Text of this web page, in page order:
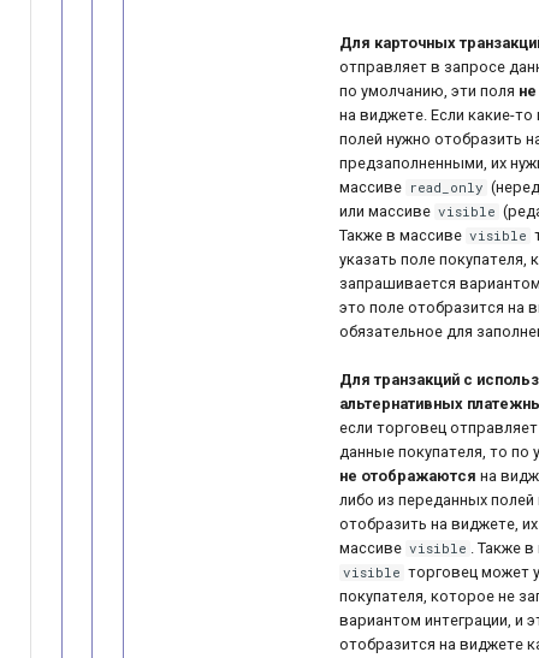
Для карточных
отправляет в запросе
по умолчанию, эти поля
на виджете. Если какие-
полей нужно отобразить
предзаполненными, их
массиве read_only
или массиве visible
Также в массиве visible
указать поле покупателя,
запрашивается
это поле отобразится на
обязательное для
Для транзакций с
альтернативных
если торговец
данные покупателя, то по
не отображаются на
либо из переданных полей
отобразить на виджете,
массиве visible . Также
visible торговец может
покупателя, которое не
вариантом интеграции, и
отобразится на виджете